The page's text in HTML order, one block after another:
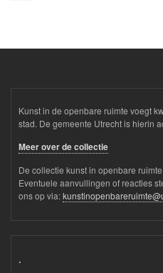
Kunst in de openbare ruimte voegt
stad. De gemeente Utrecht is hierin
Meer over de collectie
De collectie kunst in openbare
Eventuele aanvullingen of reacties
ons op via:
.